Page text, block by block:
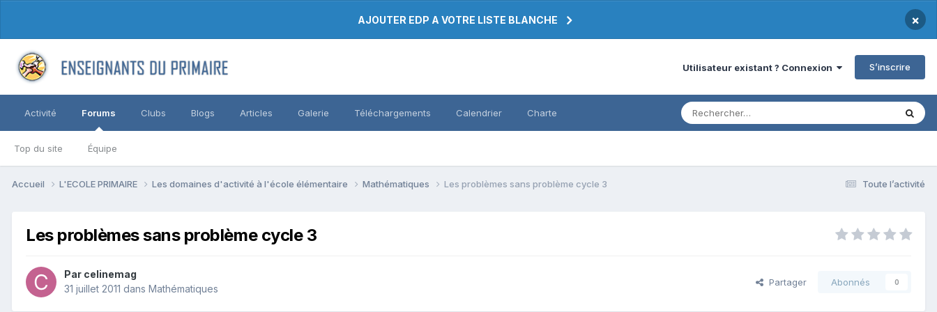
AJOUTER EDP A VOTRE LISTE BLANCHE ×
Utilisateur existant ? Connexion S’inscrire
Activité Forums
Top du site Équipe
Clubs Blogs Articles Galerie Téléchargements Calendrier Charte
Toute l’activité
Accueil L'ECOLE PRIMAIRE Les domaines d'activité à l'école élémentaire Mathématiques Les problèmes sans problème cycle 3
Les problèmes sans problème cycle 3
Par celinemag
31 juillet 2011 dans Mathématiques
Partager Abonnés 0